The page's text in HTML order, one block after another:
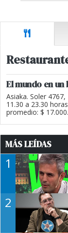
El mundo en un
Asiaka. Soler
11.30 a 23.30
promedio: $ 17.000.
MÁS LEÍDAS
1
2